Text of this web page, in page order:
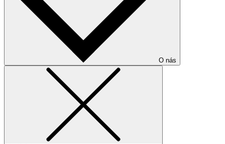
O nás